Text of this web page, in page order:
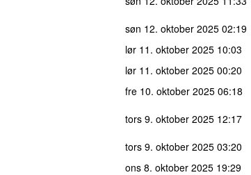
søn 12. oktober 2025 02:19
lør 11. oktober 2025 10:03
lør 11. oktober 2025 00:20
fre 10. oktober 2025 06:18
tors 9. oktober 2025 12:17
tors 9. oktober 2025 03:20
ons 8. oktober 2025 19:29